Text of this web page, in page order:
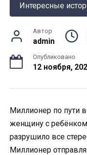
Интересные
Автор
admin
Опубликовано
12 ноября,
Миллионер по пути
женщину с
разрушило все
Миллионер